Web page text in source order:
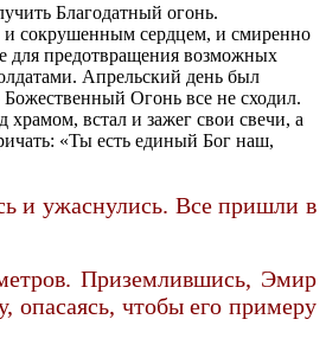
Благодатный огонь.
и сокрушенным сердцем, и смиренно
для предотвращения возможных
Апрельский день был
Огонь все не сходил.
встал и зажег свои свечи, а
«Ты есть единый Бог наш,
и ужаснулись. Все пришли в
Приземлившись, Эмир
опасаясь, чтобы его примеру